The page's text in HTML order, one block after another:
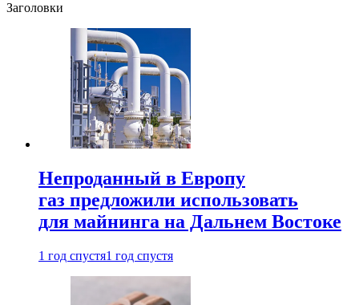
Заголовки
Непроданный в Европу
газ предложили использовать
для майнинга на Дальнем Востоке
1 год спустя1 год спустя